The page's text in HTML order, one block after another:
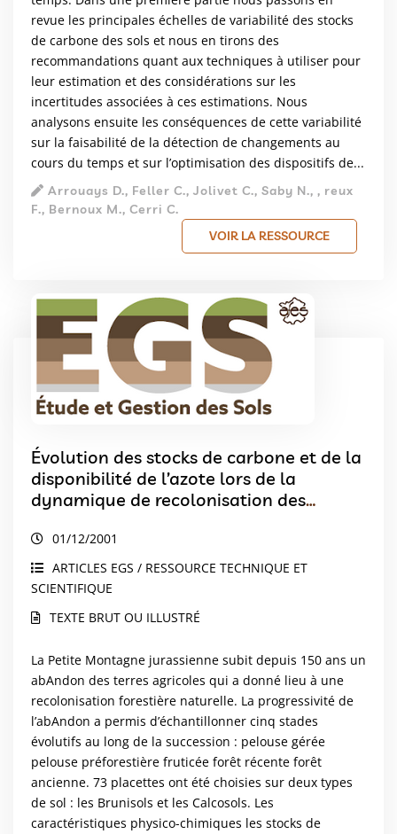
revue les principales échelles de variabilité des stocks
de carbone des sols et nous en tirons des
recommandations quant aux techniques à utiliser pour
leur estimation et des considérations sur les
incertitudes associées à ces estimations. Nous
analysons ensuite les conséquences de cette variabilité
sur la faisabilité de la détection de changements au
cours du temps et sur l’optimisation des dispositifs de...
Arrouays D., Feller C., Jolivet C., Saby N., , reux
F., Bernoux M., Cerri C.
VOIR LA RESSOURCE
Évolution des stocks de carbone et de la
disponibilité de l’azote lors de la
dynamique de recolonisation des
01/12/2001
ARTICLES EGS / RESSOURCE TECHNIQUE ET
SCIENTIFIQUE
TEXTE BRUT OU ILLUSTRÉ
La Petite Montagne jurassienne subit depuis 150 ans un
abAndon des terres agricoles qui a donné lieu à une
recolonisation forestière naturelle. La progressivité de
l’abAndon a permis d’échantillonner cinq stades
évolutifs au long de la succession : pelouse gérée
pelouse préforestière fruticée forêt récente forêt
ancienne. 73 placettes ont été choisies sur deux types
de sol : les Brunisols et les Calcosols. Les
caractéristiques physico-chimiques les stocks de